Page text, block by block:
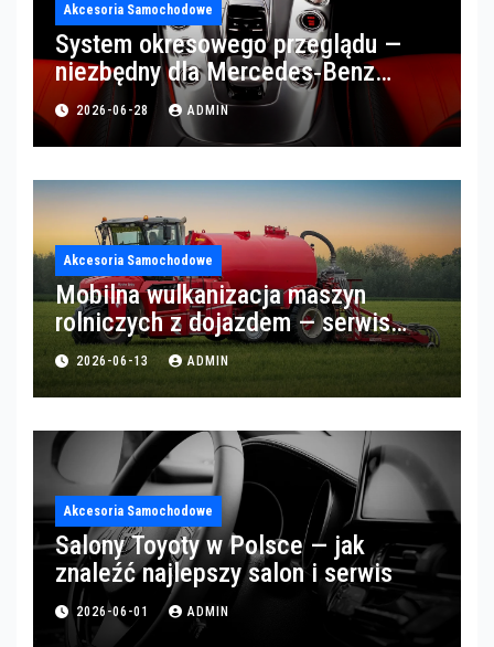
Akcesoria Samochodowe
System okresowego przeglądu —
niezbędny dla Mercedes‑Benz
Trucks w Poznaniu
2026-06-28 ADMIN
Akcesoria Samochodowe
Mobilna wulkanizacja maszyn
rolniczych z dojazdem — serwis
opon w okolicach Gorzowa
2026-06-13 ADMIN
Akcesoria Samochodowe
Salony Toyoty w Polsce — jak
znaleźć najlepszy salon i serwis
2026-06-01 ADMIN